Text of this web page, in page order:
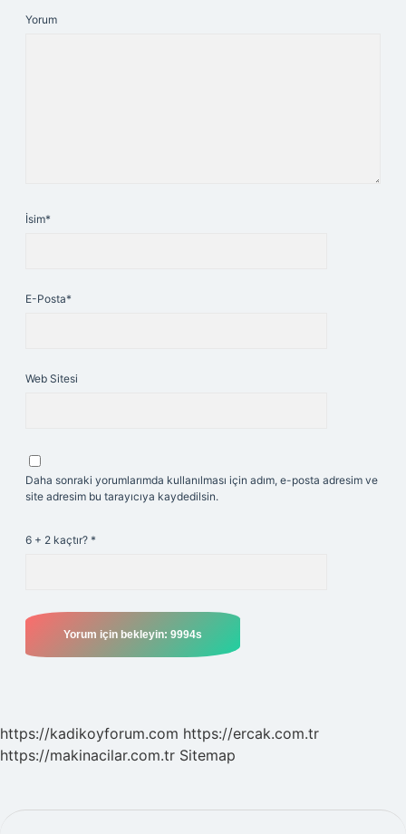
Yorum
İsim*
E-Posta*
Web Sitesi
Daha sonraki yorumlarımda kullanılması için adım, e-posta adresim ve
site adresim bu tarayıcıya kaydedilsin.
6 + 2 kaçtır? *
https://kadikoyforum.com https://ercak.com.tr
https://makinacilar.com.tr Sitemap